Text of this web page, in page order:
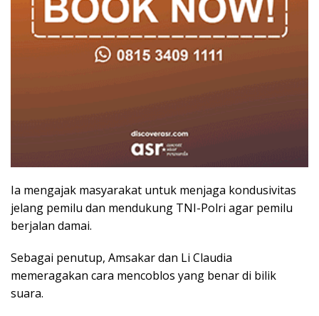
Ia mengajak masyarakat untuk menjaga kondusivitas
jelang pemilu dan mendukung TNI-Polri agar pemilu
berjalan damai.
Sebagai penutup, Amsakar dan Li Claudia
memeragakan cara mencoblos yang benar di bilik
suara.